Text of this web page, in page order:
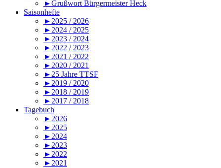
►Grußwort Bürgermeister Heck
Saisonhefte
►2025 / 2026
►2024 / 2025
►2023 / 2024
►2022 / 2023
►2021 / 2022
►2020 / 2021
►25 Jahre TTSF
►2019 / 2020
►2018 / 2019
►2017 / 2018
Tagebuch
►2026
►2025
►2024
►2023
►2022
►2021